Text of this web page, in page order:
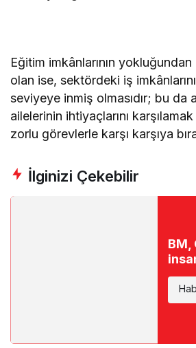
Eğitim imkânlarının
olan ise, sektördeki iş
seviyeye inmiş olmasıdır; bu da
ailelerinin ihtiyaçlarını
zorlu görevlerle karşı karşıya
İlginizi Çekebilir
BM,